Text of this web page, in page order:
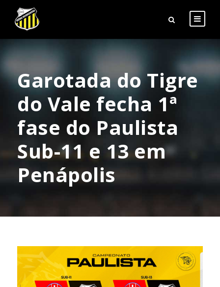
Garotada do Tigre
do Vale fecha 1ª
fase do Paulista
Sub-11 e 13 em
Penápolis